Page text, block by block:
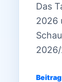
Das
2026
2026/